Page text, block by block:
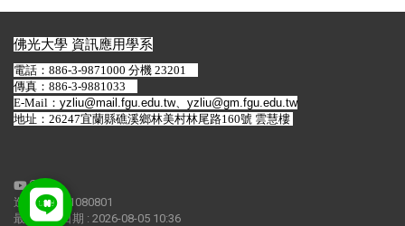
佛光大學 資訊應用學系
電話：886-3-9871000 分機 23201
傳真：886-3-9881033
E-Mail： yzliu@mail.fgu.edu.tw
yzliu@gm.fgu.edu.tw
地址：26247宜蘭縣礁溪鄉林美村林尾路160號 雲慧樓
造訪人次 : 1080801
最後更新日期 : 2026-08-05 10:36